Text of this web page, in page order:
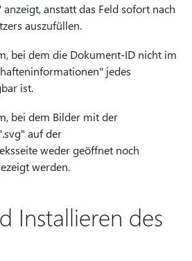
anzeigt, anstatt das Feld sofort nach
auszufüllen.
bei dem die Dokument-ID nicht im
jedes
ist.
bei dem Bilder mit der
auf der
weder geöffnet noch
werden.
Installieren des